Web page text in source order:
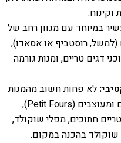
וקינוח.
במיוחד עם מגוון רחב של
(למשל, רוסטביף או אסאדו),
דגים טריים, ומנות גורמה
לא פחות חשוב מהמנות
העיקריות! מגוון קינוחים קטנים ומעוצבים (Petit Fours),
חתוכים, מפלי שוקולד,
שוקולד בהכנה במקום.